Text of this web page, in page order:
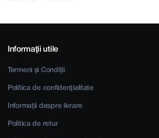
Informații utile
Termeni și Condiții
Politica de confidențialitate
Informații despre livrare
Politica de retur